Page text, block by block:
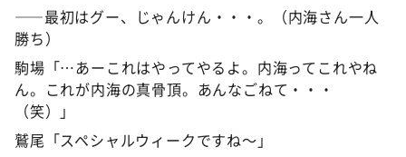
――最初はグー、じゃんけん・・・。（内海さん一人
勝ち）
駒場「…あーこれはやってやるよ。内海ってこれやね
ん。これが内海の真骨頂。あんなごねて・・・
（笑）」
鷲尾「スペシャルウィークですね～」